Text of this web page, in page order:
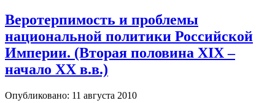
Веротерпимость и проблемы
национальной политики Российской
Империи. (Вторая половина XIX –
начало XX в.в.)
Опубликовано: 11 августа 2010